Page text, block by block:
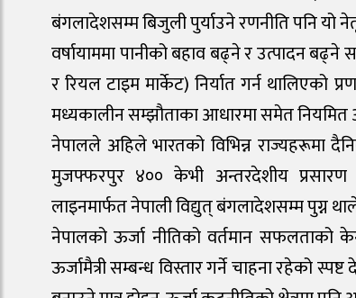
बंगलादेशसम्म बिजुली पुर्याउने रणनीति पनि यो
वर्षायाममा पानीको बहाव बढ्ने र उत्पादन बढ्ने
र रियल टाइम मार्केट) निर्यात गर्न थालिएको
मध्यकालीन सम्झौताका आधारमा समेत नियमित
नेपालले अहिले भारतको विभिन्न राज्यहरूमा
मुजफ्फरपुर ४०० केभी अन्तरदेशीय प्रसारण
लाइनमार्फत नेपाली विद्युत् बंगलादेशसम्म पुग्न
नेपालको ऊर्जा नीतिको वर्तमान सफलताको
ऊर्जामैत्री सम्बन्ध विस्तार गर्ने चाहना रहेको